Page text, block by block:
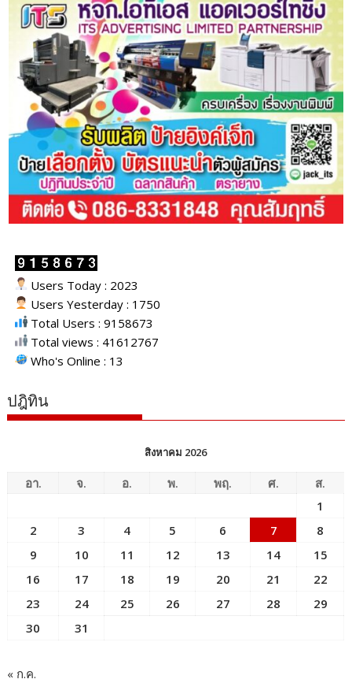
Users Today : 2023
Users Yesterday : 1750
Total Users : 9158673
Total views : 41612767
Who's Online : 13
ปฎิทิน
สิงหาคม 2026
อา. จ. อ. พ. พฤ. ศ.
ส.
1
2
3 4 5 6 7
8
9
10 11 12 13 14
15
16
17 18 19 20 21
22
23
24 25 26 27 28
29
30
31
« ก.ค.